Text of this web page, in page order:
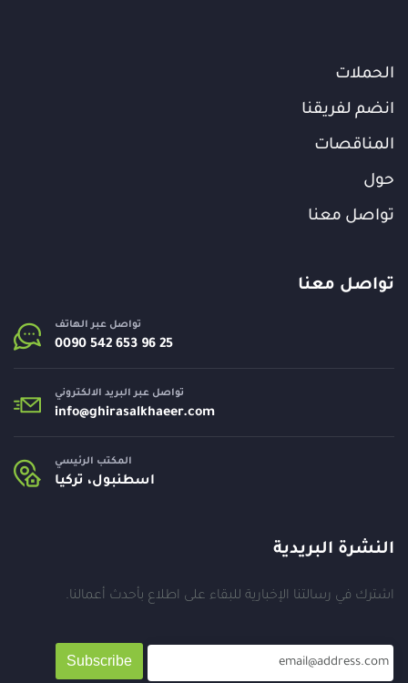
الحملات
انضم لفريقنا
المناقصات
حول
تواصل معنا
تواصل معنا
تواصل عبر الهاتف
تواصل عبر البريد الالكتروني
info@ghirasalkhaeer.com
المكتب الرئيسي
اسطنبول، تركيا
النشرة البريدية
اشترك في رسالتنا الإخبارية للبقاء على اطلاع بأحدث أعمالنا.
Subscribe